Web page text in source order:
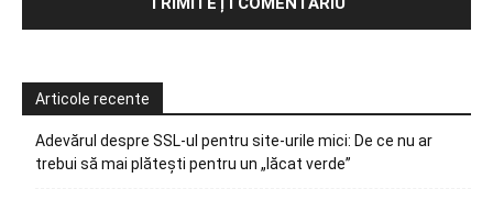
Articole recente
Adevărul despre SSL-ul pentru site-urile mici: De ce nu ar
trebui să mai plătești pentru un „lăcat verde”